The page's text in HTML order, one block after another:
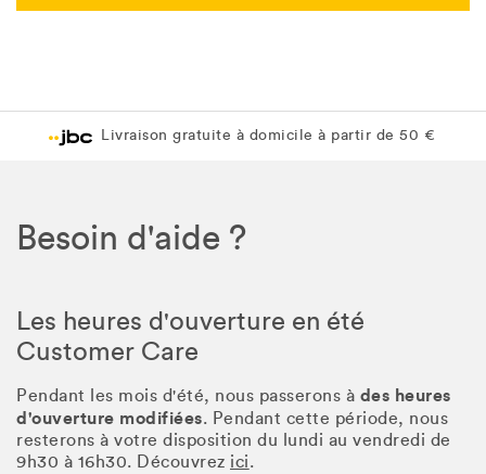
Livraison gratuite en magasin JBC
Livraison gratuite en magasin JBC
Besoin d'aide ?
Les heures d'ouverture en été
Customer Care
Pendant les mois d'été, nous passerons à des heures
d'ouverture modifiées. Pendant cette période, nous
resterons à votre disposition du lundi au vendredi de
9h30 à 16h30. Découvrez ici.